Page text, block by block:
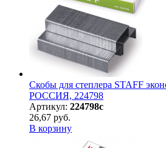
Скобы для степлера STAFF
РОССИЯ, 224798
Артикул: 224798с
26,67 руб.
В корзину